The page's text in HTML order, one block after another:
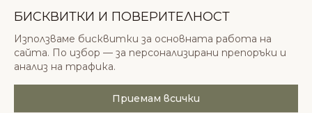
sales@odonatacosmetics.com
Нед: 11:00 – 18:00
© 2026 Одоната Козметикс ООД. Всички права
БИСКВИТКИ И ПОВЕРИТЕЛНОСТ
Използваме бисквитки за основната работа на
сайта. По избор — за персонализирани препоръки и
анализ на трафика.
Приемам всички